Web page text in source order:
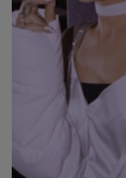
Contact
Régie Publicitaire
Fréquences
Recherche d'un titre